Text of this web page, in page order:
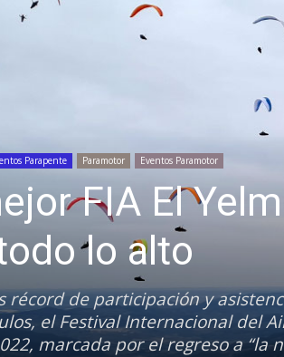
Parapente Paramotor Eventos Paramotor
FIA El
lo alto
récord de participación y
el Festival Internacional del
marcada por el regreso a “la